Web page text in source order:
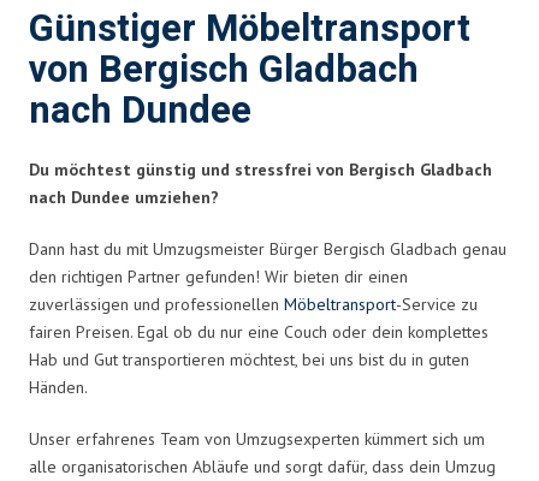
Günstiger Möbeltransport
von Bergisch Gladbach
nach Dundee
Du möchtest günstig und stressfrei von Bergisch Gladbach
nach Dundee umziehen?
Dann hast du mit Umzugsmeister Bürger Bergisch Gladbach genau
den richtigen Partner gefunden! Wir bieten dir einen
zuverlässigen und professionellen Möbeltransport-Service zu
fairen Preisen. Egal ob du nur eine Couch oder dein komplettes
Hab und Gut transportieren möchtest, bei uns bist du in guten
Händen.
Unser erfahrenes Team von Umzugsexperten kümmert sich um
alle organisatorischen Abläufe und sorgt dafür, dass dein Umzug